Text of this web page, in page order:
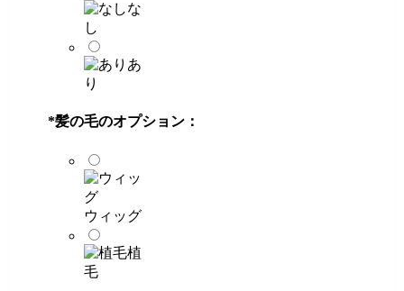
な
し
あ
り
*髪の毛のオプション：
ウィッグ
植
毛